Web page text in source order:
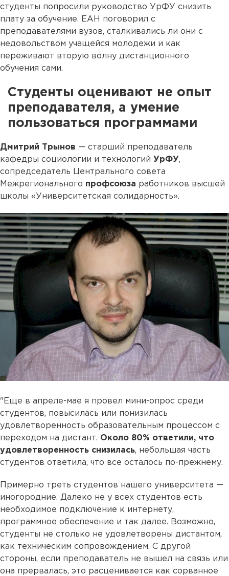
студенты попросили руководство УрФУ снизить
плату за обучение. ЕАН поговорил с
преподавателями вузов, сталкивались ли они с
недовольством учащейся молодежи и как
переживают вторую волну дистанционного
обучения сами.
Студенты оценивают не опыт
преподавателя, а умение
пользоваться программами
Дмитрий Трынов — старший преподаватель
кафедры социологии и технологий УрФУ,
сопредседатель Центрального совета
Межрегионального профсоюза работников высшей
школы «Университетская солидарность».
"Еще в апреле-мае я провел мини-опрос среди
студентов, повысилась или понизилась
удовлетворенность образовательным процессом с
переходом на дистант. Около 80% ответили, что
удовлетворенность снизилась, небольшая часть
студентов ответила, что все осталось по-прежнему.
Примерно треть студентов нашего университета —
иногородние. Далеко не у всех студентов есть
необходимое подключение к интернету,
программное обеспечение и так далее. Возможно,
студенты не столько не удовлетворены дистантом,
как техническим сопровождением. С другой
стороны, если преподаватель не вышел на связь или
она прервалась, это расценивается как сорванное